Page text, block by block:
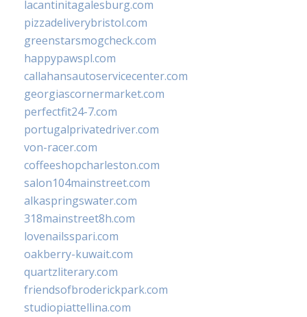
lacantinitagalesburg.com
pizzadeliverybristol.com
greenstarsmogcheck.com
happypawspl.com
callahansautoservicecenter.com
georgiascornermarket.com
perfectfit24-7.com
portugalprivatedriver.com
von-racer.com
coffeeshopcharleston.com
salon104mainstreet.com
alkaspringswater.com
318mainstreet8h.com
lovenailsspari.com
oakberry-kuwait.com
quartzliterary.com
friendsofbroderickpark.com
studiopiattellina.com